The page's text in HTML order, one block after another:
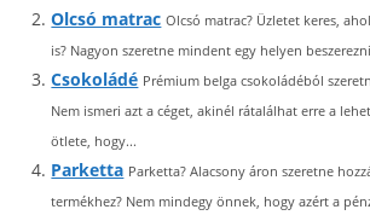
Olcsó matrac Olcsó matrac? Üzletet keres,
is? Nagyon szeretne mindent egy helyen
Csokoládé Prémium belga csokoládéból
Nem ismeri azt a céget, akinél rátalálhat erre a
ötlete, hogy...
Parketta Parketta? Alacsony áron szeretne
termékhez? Nem mindegy önnek, hogy azért a